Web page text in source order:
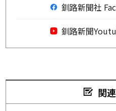
釧路新聞社
釧路新聞
関